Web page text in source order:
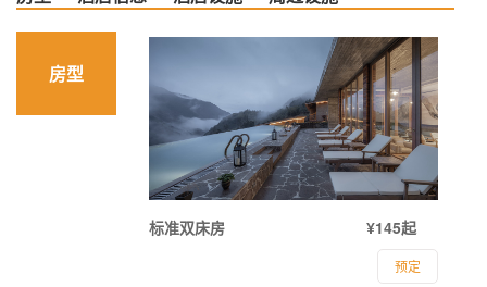
房型
标准双床房 ¥145起
预定